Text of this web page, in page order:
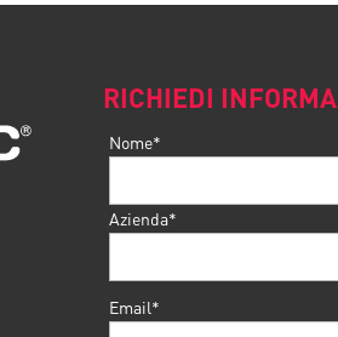
RICHIEDI
Nome*
Azienda*
Email*